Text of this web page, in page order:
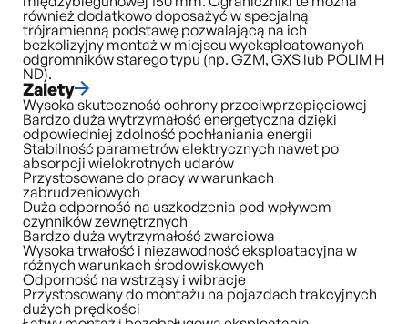
również dodatkowo doposażyć w specjalną
trójramienną podstawę pozwalającą na ich
bezkolizyjny montaż w miejscu wyeksploatowanych
odgromników starego typu (np. GZM, GXS lub POLIM H
ND).
Zalety
Wysoka skuteczność ochrony przeciwprzepięciowej
Bardzo duża wytrzymałość energetyczna dzięki
odpowiedniej zdolność pochłaniania energii
Stabilność parametrów elektrycznych nawet po
absorpcji wielokrotnych udarów
Przystosowane do pracy w warunkach
zabrudzeniowych
Duża odporność na uszkodzenia pod wpływem
czynników zewnętrznych
Bardzo duża wytrzymałość zwarciowa
Wysoka trwałość i niezawodność eksploatacyjna w
różnych warunkach środowiskowych
Odporność na wstrząsy i wibracje
Przystosowany do montażu na pojazdach trakcyjnych
dużych prędkości